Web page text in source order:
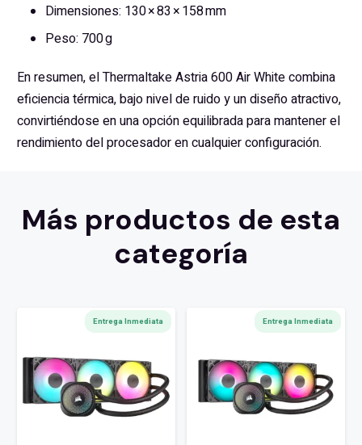
Dimensiones: 130 × 83 × 158 mm
Peso: 700 g
En resumen, el Thermaltake Astria 600 Air White combina
eficiencia térmica, bajo nivel de ruido y un diseño atractivo,
convirtiéndose en una opción equilibrada para mantener el
rendimiento del procesador en cualquier configuración.
Más productos de esta
categoría
Entrega Inmediata Entrega Inmediata